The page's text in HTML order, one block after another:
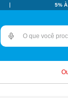
5%
O que você procura?